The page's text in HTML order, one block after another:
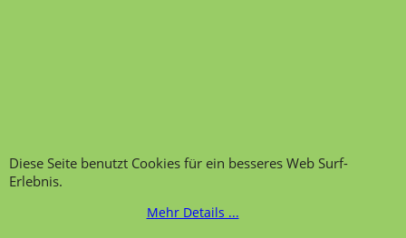
Bestellung widerrufen
Diese Seite benutzt Cookies für ein besseres Web Surf-
Erlebnis.
Mehr Details ...